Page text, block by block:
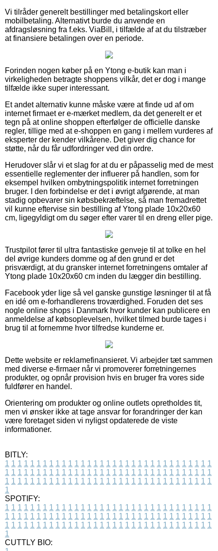
Vi tilråder generelt bestillinger med betalingskort eller
mobilbetaling. Alternativt burde du anvende en
afdragsløsning fra f.eks. ViaBill, i tilfælde af at du tilstræber
at finansiere betalingen over en periode.
Forinden nogen køber på en Ytong e-butik kan man i
virkeligheden betragte shoppens vilkår, det er dog i mange
tilfælde ikke super interessant.
Et andet alternativ kunne måske være at finde ud af om
internet firmaet er e-mærket medlem, da det generelt er et
tegn på at online shoppen efterfølger de officielle danske
regler, tillige med at e-shoppen en gang i mellem vurderes af
eksperter der kender vilkårene. Det giver dig chance for
støtte, når du får udfordringer ved din ordre.
Herudover slår vi et slag for at du er påpasselig med de mest
essentielle reglementer der influerer på handlen, som for
eksempel hvilken ombytningspolitik internet forretningen
bruger. I den forbindelse er det i øvrigt afgørende, at man
stadig opbevarer sin købsbekræftelse, så man fremadrettet
vil kunne eftervise sin bestilling af Ytong plade 10x20x60
cm, ligegyldigt om du søger efter varer til en dreng eller pige.
Trustpilot fører til ultra fantastiske genveje til at tolke en hel
del øvrige kunders domme og af den grund er det
prisværdigt, at du gransker internet forretningens omtaler af
Ytong plade 10x20x60 cm inden du lægger din bestilling.
Facebook yder lige så vel ganske gunstige løsninger til at få
en idé om e-forhandlerens troværdighed. Foruden det ses
nogle online shops i Danmark hvor kunder kan publicere en
anmeldelse af købsoplevelsen, hvilket tilmed burde tages i
brug til at fornemme hvor tilfredse kunderne er.
Dette website er reklamefinansieret. Vi arbejder tæt sammen
med diverse e-firmaer når vi promoverer forretningernes
produkter, og opnår provision hvis en bruger fra vores side
fuldfører en handel.
Orientering om produkter og online outlets opretholdes tit,
men vi ønsker ikke at tage ansvar for forandringer der kan
være foretaget siden vi nyligst opdaterede de viste
informationer.
BITLY:
1 1 1 1 1 1 1 1 1 1 1 1 1 1 1 1 1 1 1 1 1 1 1 1 1 1 1 1 1 1 1 1 1
1 1 1 1 1 1 1 1 1 1 1 1 1 1 1 1 1 1 1 1 1 1 1 1 1 1 1 1 1 1 1 1 1
1 1 1 1 1 1 1 1 1 1 1 1 1 1 1 1 1 1 1 1 1 1 1 1 1 1 1 1 1 1 1 1 1
1
SPOTIFY:
1 1 1 1 1 1 1 1 1 1 1 1 1 1 1 1 1 1 1 1 1 1 1 1 1 1 1 1 1 1 1 1 1
1 1 1 1 1 1 1 1 1 1 1 1 1 1 1 1 1 1 1 1 1 1 1 1 1 1 1 1 1 1 1 1 1
1 1 1 1 1 1 1 1 1 1 1 1 1 1 1 1 1 1 1 1 1 1 1 1 1 1 1 1 1 1 1 1 1
1
CUTTLY BIO: